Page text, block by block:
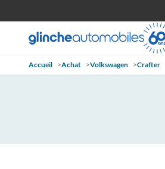
Accueil >Achat >Volkswagen >Crafter